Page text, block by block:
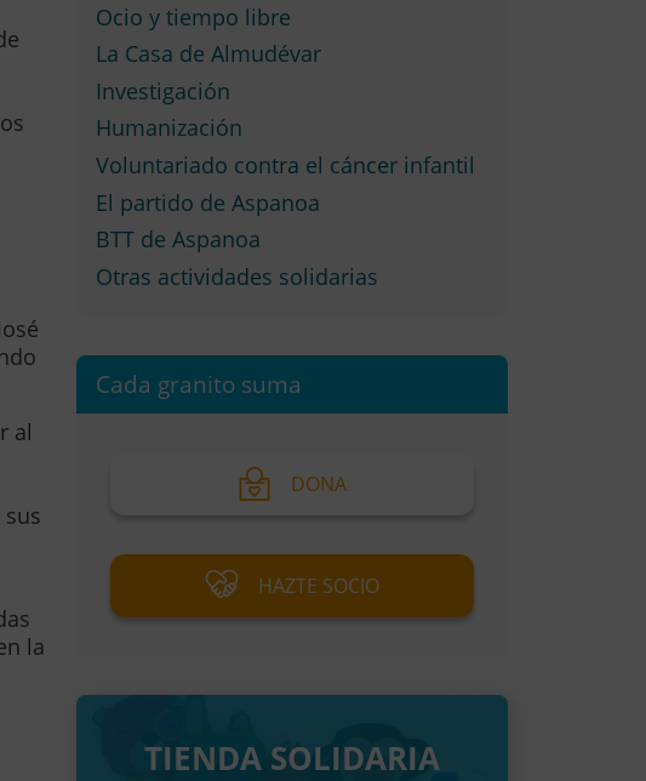
al
la
Ocio y tiempo libre
La Casa de Almudévar
Investigación
Humanización
Voluntariado contra el cáncer infantil
El partido de Aspanoa
BTT de Aspanoa
Otras actividades solidarias
Cada granito suma
DONA
HAZTE SOCIO
TIENDA SOLIDARIA